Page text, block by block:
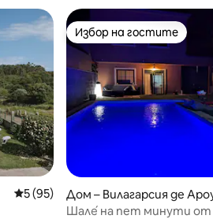
Средна оценка: 5 от 5, 95 отзива
5 (95)
Избор на гостите
Избор на гостите
Дом – Вилагарсия де
Шале́ на пет минути от